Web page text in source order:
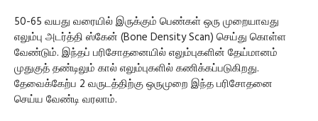
50-65 வயது வரையில் இருக்கும் பெண்கள் ஒரு முறையாவது
எலும்பு அடர்த்தி ஸ்கேன் (Bone Density Scan) செய்து கொள்ள
வேண்டும். இந்தப் பரிசோதனையில் எலும்புகளின் தேய்மானம்
முதுகுத் தண்டிலும் கால் எலும்புகளில் கணிக்கப்படுகிறது.
தேவைக்கேற்ப 2 வருடத்திற்கு ஒருமுறை இந்த பரிசோதனை
செய்ய வேண்டி வரலாம்.